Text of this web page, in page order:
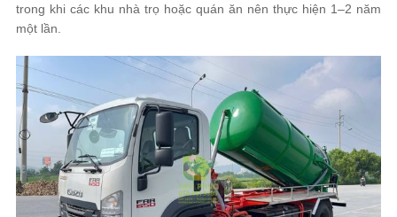
trong khi các khu nhà trọ hoặc quán ăn nên thực hiện 1–2 năm
một lần.